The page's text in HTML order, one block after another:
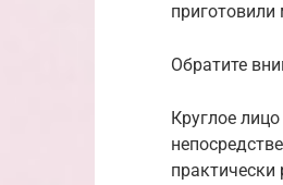
Обратите
Круглое